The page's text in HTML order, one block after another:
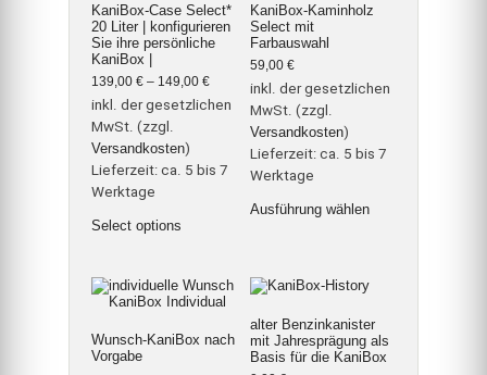
auf
der
Produktseite
werden
auf
KaniBox-Case Select*
20 Liter | konfigurieren
Sie ihre persönliche
KaniBox |
139,00 €– 149,00 €
inkl. der gesetzlichen
MwSt. (zzgl.
Versandkosten)
Lieferzeit: ca. 5 bis 7
Werktage
Select optionsProdukt
auf.
Die
können
KaniBox-Kaminholz
Select mit
Farbauswahl
59,00 €
inkl. der gesetzlichen
MwSt. (zzgl.
Versandkosten)
Lieferzeit: ca. 5 bis 7
Werktage
Ausführung wählenProdukt
Die
können
auf
der
Wunsch-KaniBox nach
Vorgabe
alter Benzinkanister
mit Jahresprägung als
Basis für die KaniBox